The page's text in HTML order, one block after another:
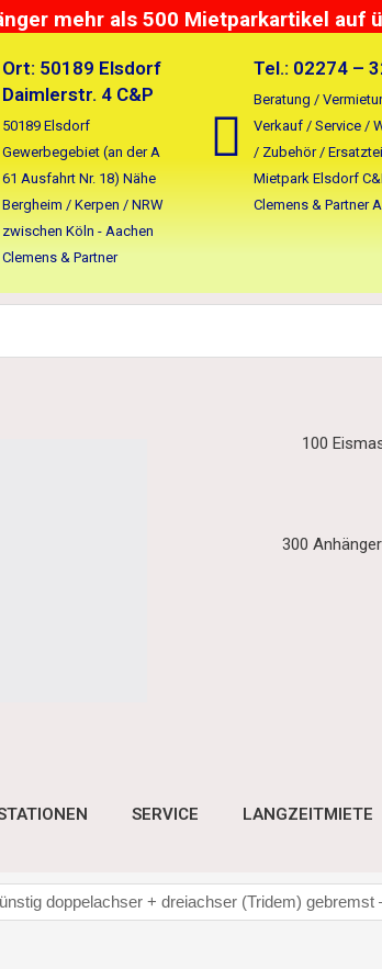
mehr als 500 Mietparkartikel auf
Ort: 50189 Elsdorf
Daimlerstr. 4 C&P
50189 Elsdorf
Gewerbegebiet (an der A
61 Ausfahrt Nr. 18) Nähe
Bergheim / Kerpen / NRW
zwischen Köln - Aachen
Clemens & Partner
Tel.: 02274 –
Beratung /
Verkauf / Service /
/ Zubehör /
Mietpark Elsdorf
Clemens & Partner
100
300
SERVICE LANGZEITMIETE